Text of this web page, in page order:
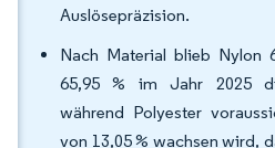
Auslösepräzision.
Nach Material blieb Nylon
65,95 % im Jahr 2025
während Polyester
von 13,05 % wachsen wird,